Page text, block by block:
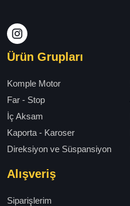
Ürün Grupları
Komple Motor
Far - Stop
İç Aksam
Kaporta - Karoser
Direksiyon ve Süspansiyon
Alışveriş
Siparişlerim